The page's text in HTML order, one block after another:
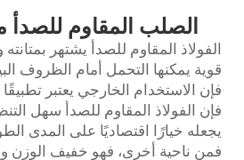
الصلب المقاوم للصدأ
الفولاذ المقاوم للصدأ يشتهر
قوية يمكنها التحمل أمام الظروف
فإن الاستخدام الخارجي يعتبر تطبيقًا
فإن الفولاذ المقاوم للصدأ سهل
يجعله خيارًا اقتصاديًا على المدى
فمن ناحية أخرى، فهو خفيف الوزن